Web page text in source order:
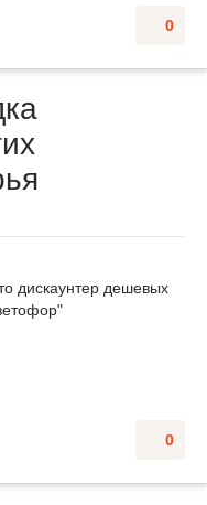
0
дискаунтер дешевых
0